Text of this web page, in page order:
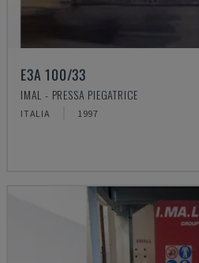
E3A 100/33
IMAL - PRESSA PIEGATRICE
ITALIA 1997